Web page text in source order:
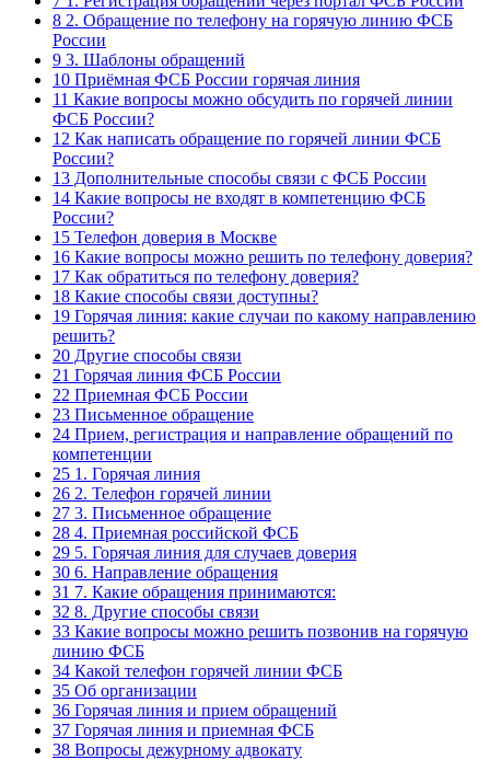
8 2. Обращение по телефону на горячую линию ФСБ
России
9 3. Шаблоны обращений
10 Приёмная ФСБ России горячая линия
11 Какие вопросы можно обсудить по горячей линии
ФСБ России?
12 Как написать обращение по горячей линии ФСБ
России?
13 Дополнительные способы связи с ФСБ России
14 Какие вопросы не входят в компетенцию ФСБ
России?
15 Телефон доверия в Москве
16 Какие вопросы можно решить по телефону доверия?
17 Как обратиться по телефону доверия?
18 Какие способы связи доступны?
19 Горячая линия: какие случаи по какому направлению
решить?
20 Другие способы связи
21 Горячая линия ФСБ России
22 Приемная ФСБ России
23 Письменное обращение
24 Прием, регистрация и направление обращений по
компетенции
25 1. Горячая линия
26 2. Телефон горячей линии
27 3. Письменное обращение
28 4. Приемная российской ФСБ
29 5. Горячая линия для случаев доверия
30 6. Направление обращения
31 7. Какие обращения принимаются:
32 8. Другие способы связи
33 Какие вопросы можно решить позвонив на горячую
линию ФСБ
34 Какой телефон горячей линии ФСБ
35 Об организации
36 Горячая линия и прием обращений
37 Горячая линия и приемная ФСБ
38 Вопросы дежурному адвокату